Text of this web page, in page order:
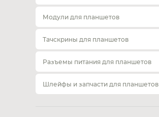
Модули для планшетов
Тачскрины для планшетов
Разъемы питания для планшетов
Шлейфы и запчасти для планшетов